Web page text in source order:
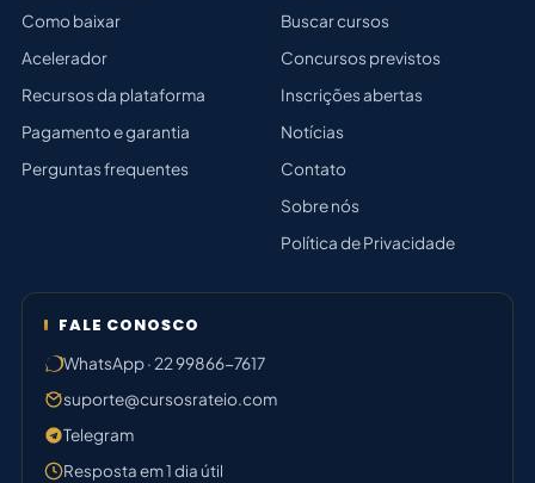
Como baixar
Acelerador
Recursos da plataforma
Pagamento e garantia
Perguntas frequentes
Buscar cursos
Concursos previstos
Inscrições abertas
Notícias
Contato
Sobre nós
Política de Privacidade
FALE CONOSCO
WhatsApp · 22 99866-7617
suporte@cursosrateio.com
Telegram
Resposta em 1 dia útil